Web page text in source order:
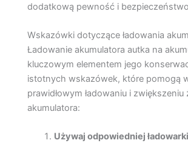
dodatkową pewność i
Wskazówki dotyczące ładowania
Ładowanie akumulatora autka na
kluczowym elementem jego
istotnych wskazówek, które pomogą
prawidłowym ładowaniu i
akumulatora:
Używaj odpowiedniej ładowarki